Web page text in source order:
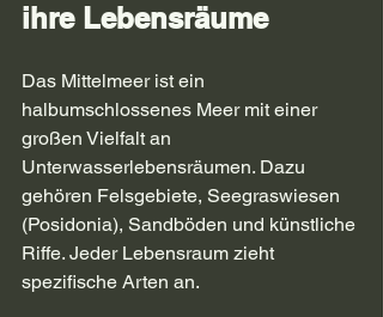
ihre Lebensräume
Das Mittelmeer ist ein
halbumschlossenes Meer mit einer
großen Vielfalt an
Unterwasserlebensräumen. Dazu
gehören Felsgebiete, Seegraswiesen
(Posidonia), Sandböden und künstliche
Riffe. Jeder Lebensraum zieht
spezifische Arten an.